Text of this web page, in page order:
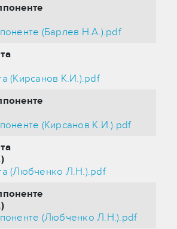
(Барлев Н.А.).pdf
(Кирсанов К.И.).pdf
(Кирсанов К.И.).pdf
(Любченко Л.Н.).pdf
(Любченко Л.Н.).pdf